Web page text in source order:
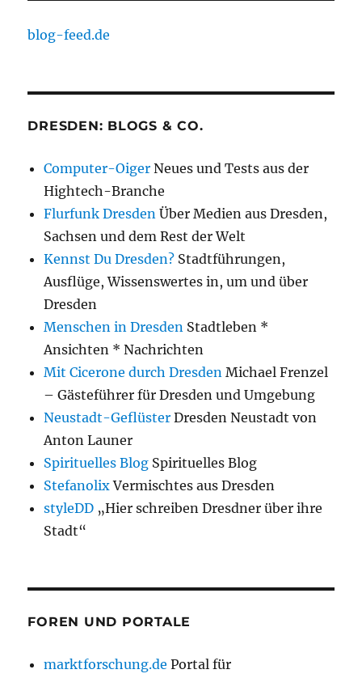
blog-feed.de
DRESDEN: BLOGS & CO.
Computer-Oiger Neues und Tests aus der
Hightech-Branche
Flurfunk Dresden Über Medien aus Dresden,
Sachsen und dem Rest der Welt
Kennst Du Dresden? Stadtführungen,
Ausflüge, Wissenswertes in, um und über
Dresden
Menschen in Dresden Stadtleben *
Ansichten * Nachrichten
Mit Cicerone durch Dresden Michael Frenzel
– Gästeführer für Dresden und Umgebung
Neustadt-Geflüster Dresden Neustadt von
Anton Launer
Spirituelles Blog Spirituelles Blog
StefanolixVermischtes aus Dresden
styleDD „Hier schreiben Dresdner über ihre
Stadt“
FOREN UND PORTALE
marktforschung.de Portal für